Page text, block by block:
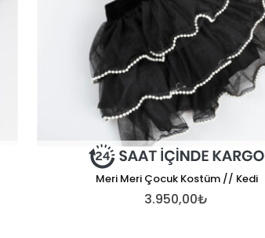
Meri Meri Çocuk Kostüm // Kedi
3.950,00₺